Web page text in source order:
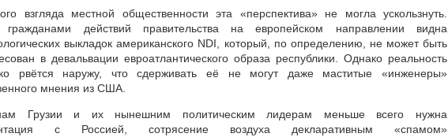
взгляда местной общественности эта «перспектива» не могла ускользнуть.
гражданами действий правительства на европейском направлении видна
выкладок американского NDI, который, по определению, не может быть
в девальвации евроатлантического образа республики. Однако реальность
рвётся наружу, что сдерживать её не могут даже маститые «инженеры»
мнения из США.
Грузии и их нынешним политическим лидерам меньше всего нужна
с Россией, сотрясение воздуха декларативным «спамом»